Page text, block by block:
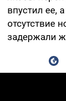
впустил ее,
отсутствие
задержали